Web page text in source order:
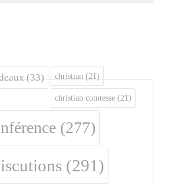
(33) christian (21)
christian comtesse (21)
(277)
(291)